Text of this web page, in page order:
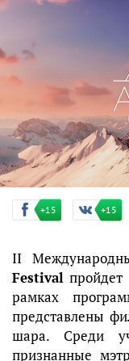
+15 +15
II
Festival
рамках
представлены
шара. Среди
признанные